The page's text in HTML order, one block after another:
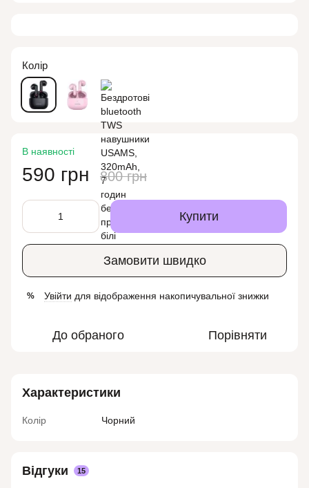
Колір
В наявності
590 грн 800 грн
Купити
Замовити швидко
% Увійти для відображення накопичувальної знижки
До обраного Порівняти
Характеристики
Колір Чорний
Відгуки 15